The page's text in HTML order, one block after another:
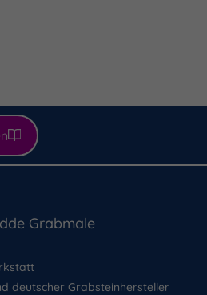
Grabmale
deutscher Grabsteinhersteller